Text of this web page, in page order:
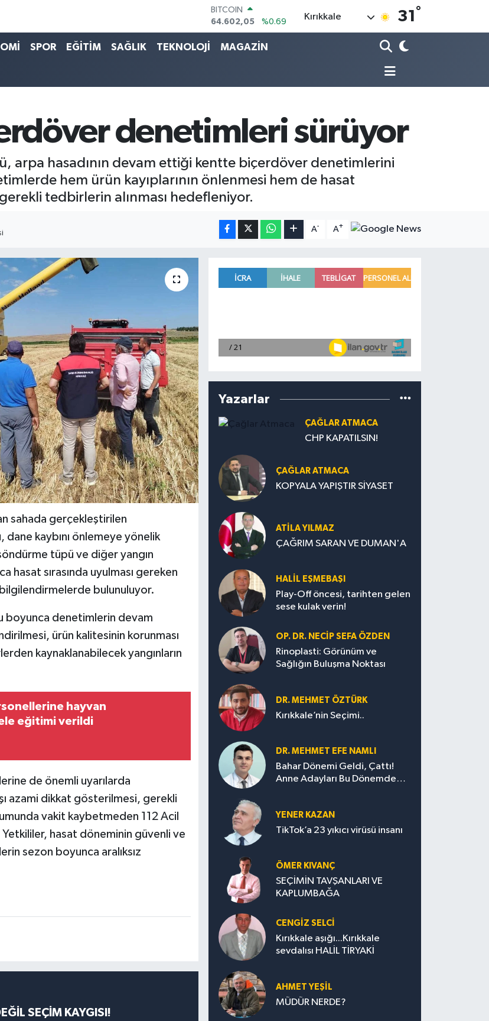
64.602,05
DOLAR
EURO
GRAM ALTIN
13.768
%48
Kırıkkale 31 °
SPOR EĞİTİM SAĞLIK TEKNOLOJİ MAGAZİN
denetimleri sürüyor
arpa hasadının devam ettiği kentte biçerdöver denetimlerini
hem ürün kayıplarının önlenmesi hem de hasat
tedbirlerin alınması hedefleniyor.
A- A+
sahada gerçekleştirilen
kaybını önlemeye yönelik
tüpü ve diğer yangın
hasat sırasında uyulması gereken
bulunuluyor.
boyunca denetimlerin devam
ürün kalitesinin korunması
kaynaklanabilecek yangınların
hayvan
eğitimi verildi
de önemli uyarılarda
azami dikkat gösterilmesi, gerekli
vakit kaybetmeden 112 Acil
hasat döneminin güvenli ve
sezon boyunca aralıksız
SEÇİM KAYGISI!
Yazarlar
ÇAĞLAR ATMACA
CHP KAPATILSIN!
ÇAĞLAR ATMACA
KOPYALA YAPIŞTIR SİYASET
ATILA YILMAZ
ÇAĞRIM SARAN VE DUMAN'A
HALIL EŞMEBAŞI
Play-Off öncesi, tarihten gelen
sese kulak verin!
OP. DR. NECIP SEFA ÖZDEN
Rinoplasti: Görünüm ve
Sağlığın Buluşma Noktası
DR. MEHMET ÖZTÜRK
Kırıkkale’nin Seçimi..
DR. MEHMET EFE NAMLI
Bahar Dönemi Geldi, Çattı!
Anne Adayları Bu Dönemde
YENER KAZAN
TikTok’a 23 yıkıcı virüsü insanı
ÖMER KIVANÇ
SEÇİMİN TAVŞANLARI VE
KAPLUMBAĞA
CENGİZ SELCİ
Kırıkkale aşığı...Kırıkkale
sevdalısı HALİL TİRYAKİ
AHMET YEŞİL
MÜDÜR NERDE?